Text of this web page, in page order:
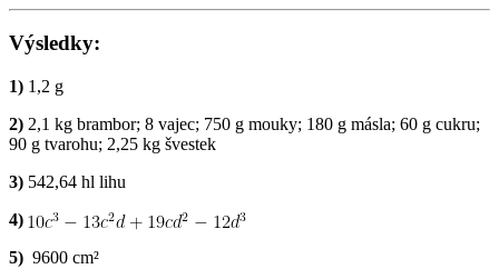
Výsledky:
1) 1,2 g
2) 2,1 kg brambor; 8 vajec; 750 g mouky; 180 g másla; 60 g cukru;
90 g tvarohu; 2,25 kg švestek
3) 542,64 hl lihu
4)
5) 9600 cm²